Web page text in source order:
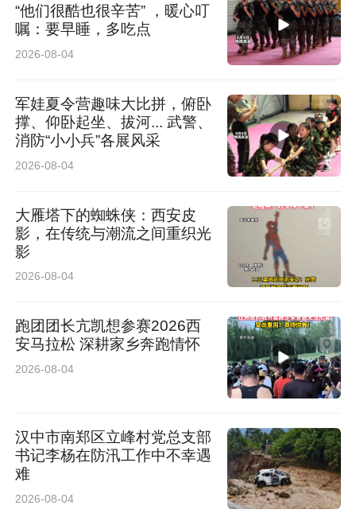
司客户体验中心重点城市覆盖率达87.5%，寿险
APP注册用户数达1.7亿人次，消保监管评价连续
建“线上+线下”的数字化服务矩阵，将“国寿好服
务”深深镌刻进高质量发展脉络，通过“智能+人
工”服务方式，让“简捷”更高效、“品质”更卓
客服”远程人工视频累计服务593.99万人次，各服
务触点为老年人提供1.3亿次温暖便捷的适老化服
务。消保教育宣传及培训覆盖面不断扩大，集中
教育宣传活动有效触及消费者超16.29亿人次。
将数字化作为系统工程，中国人寿实现从“业务数
字化”到“数字业务化”的跨越，成为行业首家获数
构，2025年入选国家数据局可信数据空间创新发
展试点。数字核保智能审核率达95.95%，理赔智
能化率超75%，“理赔直付”最快实现秒级到账。
“他们很酷也很辛苦” ，暖心叮
嘱：要早睡，多吃点
2026-08-04
军娃夏令营趣味大比拼，俯卧
撑、仰卧起坐、拔河... 武警、
消防“小小兵”各展风采
2026-08-04
大雁塔下的蜘蛛侠：西安皮
影，在传统与潮流之间重织光
影
2026-08-04
跑团团长亢凯想参赛2026西
安马拉松 深耕家乡奔跑情怀
2026-08-04
汉中市南郑区立峰村党总支部
书记李杨在防汛工作中不幸遇
难
2026-08-04